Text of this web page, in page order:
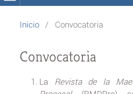
Inicio / Convocatoria
Convocatoria
La Revista de la